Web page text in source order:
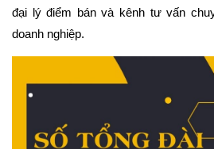
đại lý điểm bán và kênh tư vấn
doanh nghiệp.